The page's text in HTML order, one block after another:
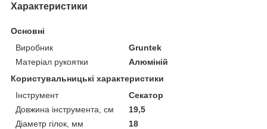
Характеристики
Основні
Виробник
Gruntek
Матеріал рукоятки
Алюміній
Користувальницькі характеристики
Інструмент
Секатор
Довжина інструмента, см
19,5
Діаметр гілок, мм
18